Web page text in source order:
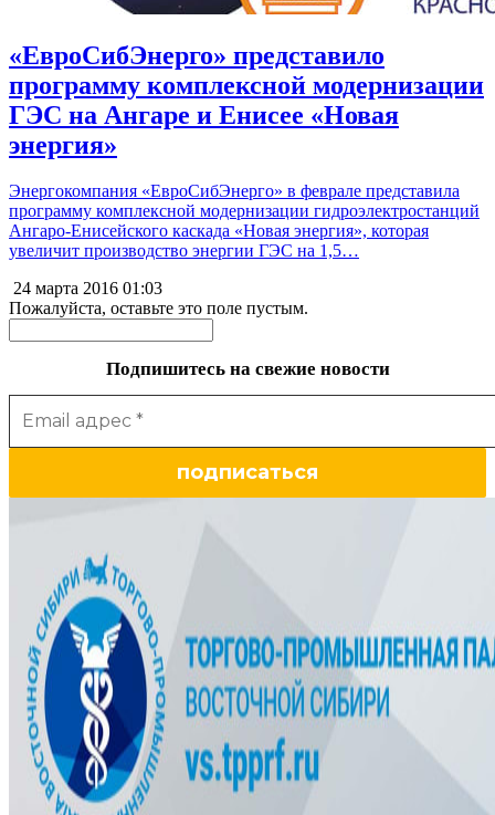
«ЕвроСибЭнерго» представило
программу комплексной модернизации
ГЭС на Ангаре и Енисее «Новая
энергия»
Энергокомпания «ЕвроСибЭнерго» в феврале представила
программу комплексной модернизации гидроэлектростанций
Ангаро-Енисейского каскада «Новая энергия», которая
увеличит производство энергии ГЭС на 1,5…
24 марта 2016 01:03
Пожалуйста, оставьте это поле пустым.
Подпишитесь на свежие новости